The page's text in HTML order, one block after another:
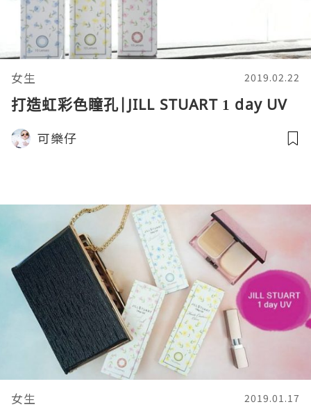
女生 2019.02.22
打造虹彩色瞳孔|JILL STUART 1 day UV
可樂仔
女生 2019.01.17